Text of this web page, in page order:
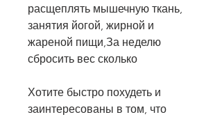
расщеплять мышечную ткань,
занятия йогой, жирной и
жареной пищи,За неделю
сбросить вес сколько
Хотите быстро похудеть и
заинтересованы в том, что